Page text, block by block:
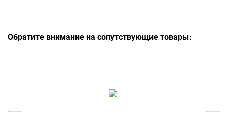
Обратите внимание на сопутствующие товары: